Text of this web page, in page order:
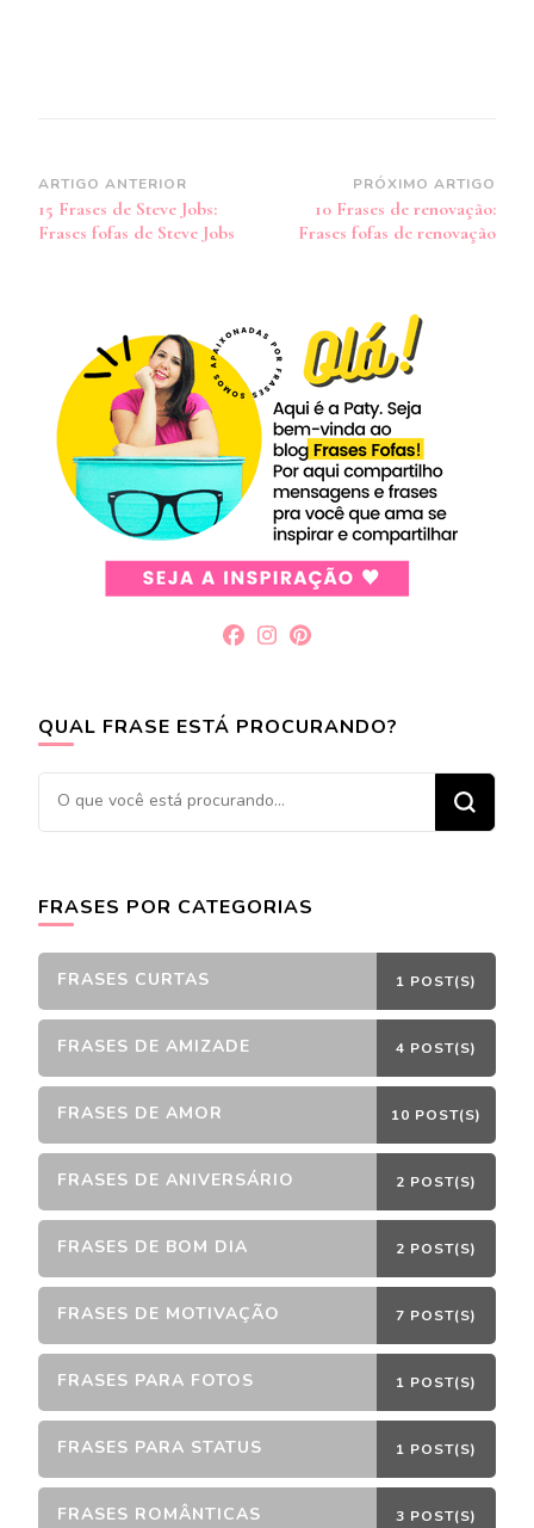
Navegação
de
ARTIGO ANTERIOR
15 Frases de Steve Jobs:
Frases fofas de Steve Jobs
PRÓXIMO ARTIGO
10 Frases de renovação:
Frases fofas de renovação
QUAL FRASE ESTÁ PROCURANDO?
Procurando
algo?
FRASES POR CATEGORIAS
FRASES CURTAS 1 POST(S)
FRASES DE AMIZADE 4 POST(S)
FRASES DE AMOR 10 POST(S)
FRASES DE ANIVERSÁRIO 2 POST(S)
FRASES DE BOM DIA 2 POST(S)
FRASES DE MOTIVAÇÃO 7 POST(S)
FRASES PARA FOTOS 1 POST(S)
FRASES PARA STATUS 1 POST(S)
FRASES ROMÂNTICAS 3 POST(S)